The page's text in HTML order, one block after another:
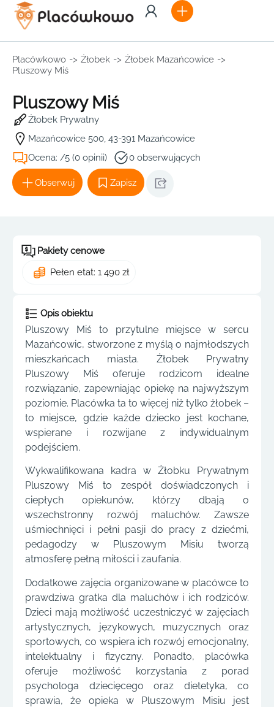
Placówkowo -> Żłobek -> Żłobek Mazańcowice ->
Pluszowy Miś
Pluszowy Miś
Żłobek Prywatny
Mazańcowice 500, 43-391 Mazańcowice
Ocena: /5 (0 opinii)
0 obserwujących
Obserwuj Zapisz
Pakiety cenowe
Pełen etat: 1 490 zł
Opis obiektu
Pluszowy Miś to przytulne miejsce w sercu
Mazańcowic, stworzone z myślą o najmłodszych
mieszkańcach miasta. Żłobek Prywatny
Pluszowy Miś oferuje rodzicom idealne
rozwiązanie, zapewniając opiekę na najwyższym
poziomie. Placówka ta to więcej niż tylko żłobek –
to miejsce, gdzie każde dziecko jest kochane,
wspierane i rozwijane z indywidualnym
podejściem.
Wykwalifikowana kadra w Żłobku Prywatnym
Pluszowy Miś to zespół doświadczonych i
ciepłych opiekunów, którzy dbają o
wszechstronny rozwój maluchów. Zawsze
uśmiechnięci i pełni pasji do pracy z dziećmi,
pedagodzy w Pluszowym Misiu tworzą
atmosferę pełną miłości i zaufania.
Dodatkowe zajęcia organizowane w placówce to
prawdziwa gratka dla maluchów i ich rodziców.
Dzieci mają możliwość uczestniczyć w zajęciach
artystycznych, językowych, muzycznych oraz
sportowych, co wspiera ich rozwój emocjonalny,
intelektualny i fizyczny. Ponadto, placówka
oferuje możliwość korzystania z porad
psychologa dziecięcego oraz dietetyka, co
sprawia, że opieka w Pluszowym Misiu jest